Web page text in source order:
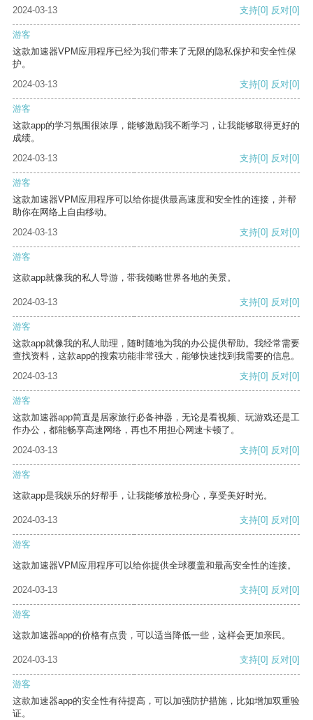
2024-03-13 支持[0] 反对[0]
游客
这款加速器VPM应用程序已经为我们带来了无限的隐私保护和安全性保
护。
2024-03-13
支持[0] 反对[0]
游客
这款app的学习氛围很浓厚，能够激励我不断学习，让我能够取得更好的
成绩。
2024-03-13
支持[0] 反对[0]
游客
这款加速器VPM应用程序可以给你提供最高速度和安全性的连接，并帮
助你在网络上自由移动。
2024-03-13
支持[0] 反对[0]
游客
这款app就像我的私人导游，带我领略世界各地的美景。
2024-03-13 支持[0] 反对[0]
游客
这款app就像我的私人助理，随时随地为我的办公提供帮助。我经常需要
查找资料，这款app的搜索功能非常强大，能够快速找到我需要的信息。
2024-03-13
支持[0] 反对[0]
游客
这款加速器app简直是居家旅行必备神器，无论是看视频、玩游戏还是工
作办公，都能畅享高速网络，再也不用担心网速卡顿了。
2024-03-13
支持[0] 反对[0]
游客
这款app是我娱乐的好帮手，让我能够放松身心，享受美好时光。
2024-03-13 支持[0] 反对[0]
游客
这款加速器VPM应用程序可以给你提供全球覆盖和最高安全性的连接。
2024-03-13 支持[0] 反对[0]
游客
这款加速器app的价格有点贵，可以适当降低一些，这样会更加亲民。
2024-03-13 支持[0] 反对[0]
游客
这款加速器app的安全性有待提高，可以加强防护措施，比如增加双重验
证。